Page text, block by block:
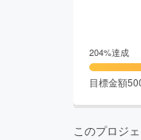
204%達成
目標金額
このプロジェ